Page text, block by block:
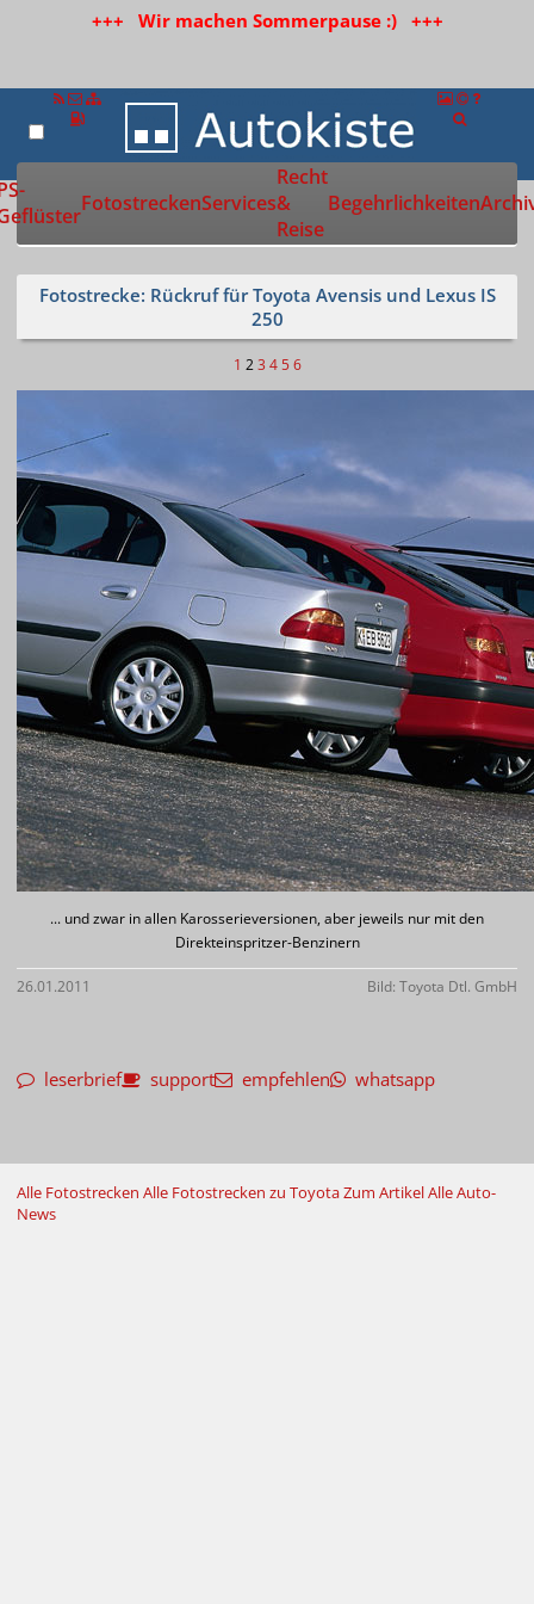
+++ Wir machen Sommerpause :) +++
Zur Startseite
FotostreckenServices
Recht
&
Reise
Begehrlichkeiten
Fotostrecke: Rückruf für Toyota Avensis und Lexus IS
250
1 2 3 4 5 6
... und zwar in allen Karosserieversionen, aber jeweils nur mit den
Direkteinspritzer-Benzinern
26.01.2011 Bild: Toyota Dtl. GmbH
leserbrief support empfehlen whatsapp
Alle Fotostrecken Alle Fotostrecken zu ToyotaZum ArtikelAlle Auto-
News